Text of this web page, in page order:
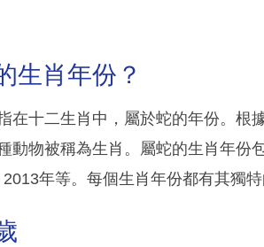
生肖年份？
在十二生肖中，屬於蛇的年份。根
動物被稱為生肖。屬蛇的生肖年份
年等。每個生肖年份都有其獨特